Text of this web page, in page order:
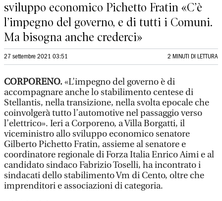
sviluppo economico Pichetto Fratin «C’è
l’impegno del governo, e di tutti i Comuni.
Ma bisogna anche crederci»
27 settembre 2021 03:51 2 MINUTI DI LETTURA
CORPORENO.«L’impegno del governo è di
accompagnare anche lo stabilimento centese di
Stellantis, nella transizione, nella svolta epocale che
coinvolgerà tutto l’automotive nel passaggio verso
l’elettrico». Ieri a Corporeno, a Villa Borgatti, il
viceministro allo sviluppo economico senatore
Gilberto Pichetto Fratin, assieme al senatore e
coordinatore regionale di Forza Italia Enrico Aimi e al
candidato sindaco Fabrizio Toselli, ha incontrato i
sindacati dello stabilimento Vm di Cento, oltre che
imprenditori e associazioni di categoria.